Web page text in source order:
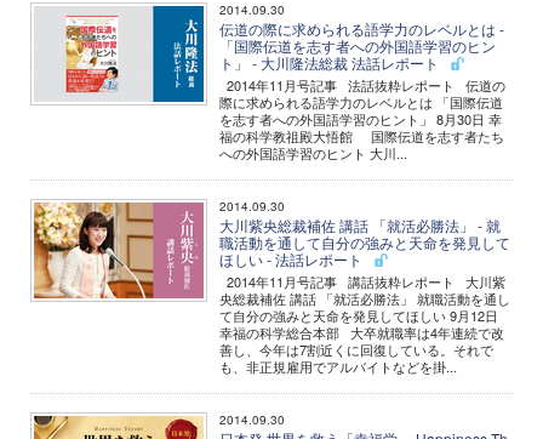
2014.09.30
伝道の際に求められる語学力のレベルとは -
「国際伝道を志す者への外国語学習のヒン
ト」 - 大川隆法総裁 法話レポート
2014年11月号記事 法話抜粋レポート 伝道の
際に求められる語学力のレベルとは 「国際伝道
を志す者への外国語学習のヒント」 8月30日 幸
福の科学教祖殿大悟館 国際伝道を志す者たち
への外国語学習のヒント 大川...
2014.09.30
大川紫央総裁補佐 講話 「就活必勝法」 - 就
職活動を通して自分の強みと天命を発見して
ほしい - 法話レポート
2014年11月号記事 講話抜粋レポート 大川紫
央総裁補佐 講話 「就活必勝法」 就職活動を通し
て自分の強みと天命を発見してほしい 9月12日
幸福の科学総合本部 大卒就職率は4年連続で改
善し、今年は7割近くに回復している。それで
も、非正規雇用でアルバイトなどを掛...
2014.09.30